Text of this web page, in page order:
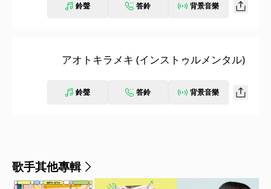
鈴聲 答鈴 背景音樂
アオトキラメキ (インストゥルメンタル)
鈴聲 答鈴 背景音樂
歌手其他專輯